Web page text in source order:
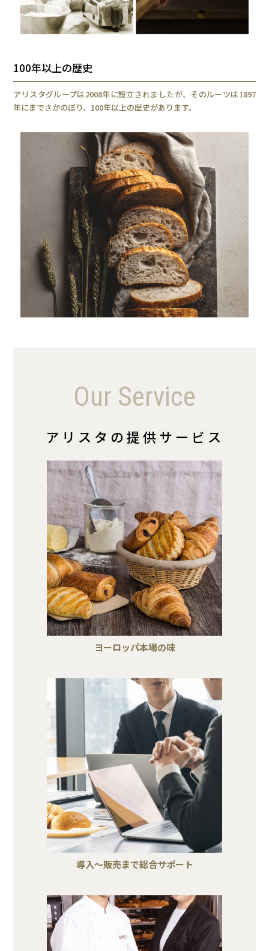
100年以上の歴史
アリスタグループは2008年に設立されましたが、そのルーツは1897
年にまでさかのぼり、100年以上の歴史があります。
VIEW MORE
Our Service
アリスタの提供サービス
ヨーロッパ本場の味
導入～販売まで総合サポート